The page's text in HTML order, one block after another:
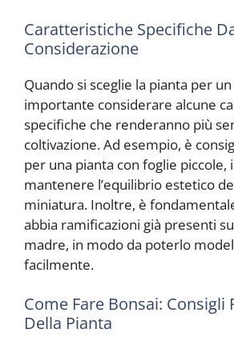
Caratteristiche Specifiche
Considerazione
Quando si sceglie la pianta per
importante considerare alcune
specifiche che renderanno più
coltivazione. Ad esempio, è
per una pianta con foglie piccole,
mantenere l’equilibrio estetico
miniatura. Inoltre, è
abbia ramificazioni già presenti
madre, in modo da poterlo
facilmente.
Come Fare Bonsai: Consigli
Della Pianta